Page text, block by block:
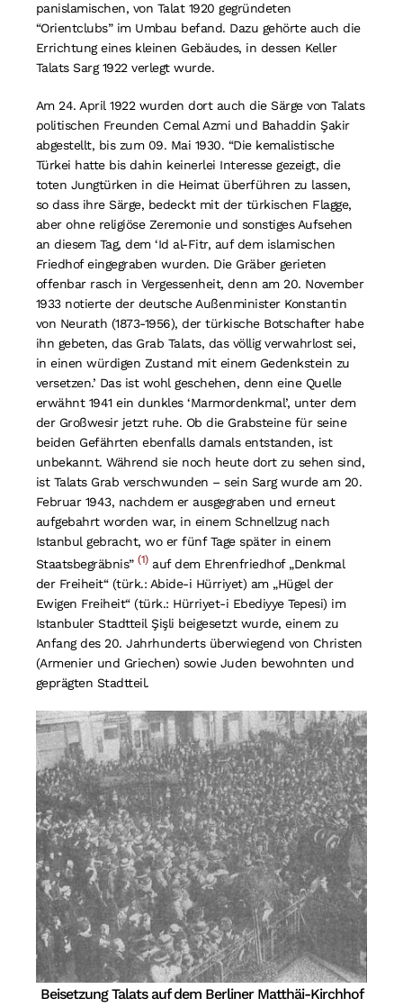
panislamischen, von Talat 1920 gegründeten
“Orientclubs” im Umbau befand. Dazu gehörte auch die
Errichtung eines kleinen Gebäudes, in dessen Keller
Talats Sarg 1922 verlegt wurde.
Am 24. April 1922 wurden dort auch die Särge von Talats
politischen Freunden Cemal Azmi und Bahaddin Şakir
abgestellt, bis zum 09. Mai 1930. “Die kemalistische
Türkei hatte bis dahin keinerlei Interesse gezeigt, die
toten Jungtürken in die Heimat überführen zu lassen,
so dass ihre Särge, bedeckt mit der türkischen Flagge,
aber ohne religiöse Zeremonie und sonstiges Aufsehen
an diesem Tag, dem ‘Id al-Fitr, auf dem islamischen
Friedhof eingegraben wurden. Die Gräber gerieten
offenbar rasch in Vergessenheit, denn am 20. November
1933 notierte der deutsche Außenminister Konstantin
von Neurath (1873-1956), der türkische Botschafter habe
ihn gebeten, das Grab Talats, das völlig verwahrlost sei,
in einen würdigen Zustand mit einem Gedenkstein zu
versetzen.’ Das ist wohl geschehen, denn eine Quelle
erwähnt 1941 ein dunkles ‘Marmordenkmal’, unter dem
der Großwesir jetzt ruhe. Ob die Grabsteine für seine
beiden Gefährten ebenfalls damals entstanden, ist
unbekannt. Während sie noch heute dort zu sehen sind,
ist Talats Grab verschwunden – sein Sarg wurde am 20.
Februar 1943, nachdem er ausgegraben und erneut
aufgebahrt worden war, in einem Schnellzug nach
Istanbul gebracht, wo er fünf Tage später in einem
Staatsbegräbnis”(1)auf dem Ehrenfriedhof „Denkmal
der Freiheit“ (türk.: Abide-i Hürriyet) am „Hügel der
Ewigen Freiheit“ (türk.: Hürriyet-i Ebediyye Tepesi) im
Istanbuler Stadtteil Şişli beigesetzt wurde, einem zu
Anfang des 20. Jahrhunderts überwiegend von Christen
(Armenier und Griechen) sowie Juden bewohnten und
geprägten Stadtteil.
Beisetzung Talats auf dem Berliner Matthäi-Kirchhof